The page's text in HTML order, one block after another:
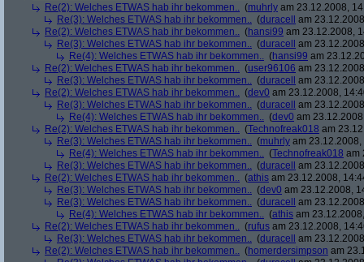
Re(2): Welches ETWAS hab ihr bekommen.. (muhrly am 23.12.2008,
Re(3): Welches ETWAS hab ihr bekommen.. (duracell
am
Re(2): Welches ETWAS hab ihr bekommen.. (hansi99 am 23.12.2008,
Re(3): Welches ETWAS hab ihr bekommen.. (duracell
am
Re(4): Welches ETWAS hab ihr bekommen.. (hansi99 am
Re(2): Welches ETWAS hab ihr bekommen.. (user96106 am
Re(3): Welches ETWAS hab ihr bekommen.. (duracell
am
Re(2): Welches ETWAS hab ihr bekommen.. (dev0 am 23.12.2008,
Re(3): Welches ETWAS hab ihr bekommen.. (duracell
am
Re(4): Welches ETWAS hab ihr bekommen.. (dev0 am
Re(2): Welches ETWAS hab ihr bekommen.. (Technofreak018 am
Re(3): Welches ETWAS hab ihr bekommen.. (muhrly am
Re(4): Welches ETWAS hab ihr bekommen.. (Technofreak018 am
Re(3): Welches ETWAS hab ihr bekommen.. (duracell
am
Re(2): Welches ETWAS hab ihr bekommen.. (athis am 23.12.2008,
Re(3): Welches ETWAS hab ihr bekommen.. (dev0 am 23.12.2008,
Re(3): Welches ETWAS hab ihr bekommen.. (duracell
am
Re(4): Welches ETWAS hab ihr bekommen.. (athis am
Re(2): Welches ETWAS hab ihr bekommen.. (rufus am 23.12.2008,
Re(3): Welches ETWAS hab ihr bekommen.. (duracell
am
Re(2): Welches ETWAS hab ihr bekommen.. (homerdersimpson am